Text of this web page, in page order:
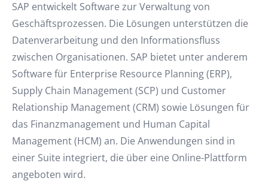
SAP entwickelt Software zur Verwaltung von
Geschäftsprozessen. Die Lösungen unterstützen die
Datenverarbeitung und den Informationsfluss
zwischen Organisationen. SAP bietet unter anderem
Software für Enterprise Resource Planning (ERP),
Supply Chain Management (SCP) und Customer
Relationship Management (CRM) sowie Lösungen für
das Finanzmanagement und Human Capital
Management (HCM) an. Die Anwendungen sind in
einer Suite integriert, die über eine Online-Plattform
angeboten wird.